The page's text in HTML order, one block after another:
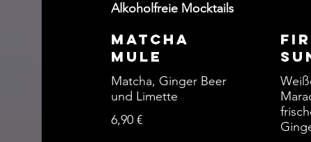
Alkoholfreie Mocktails
Matcha
Mule
Matcha, Ginger Beer
und Limette
6,90 €